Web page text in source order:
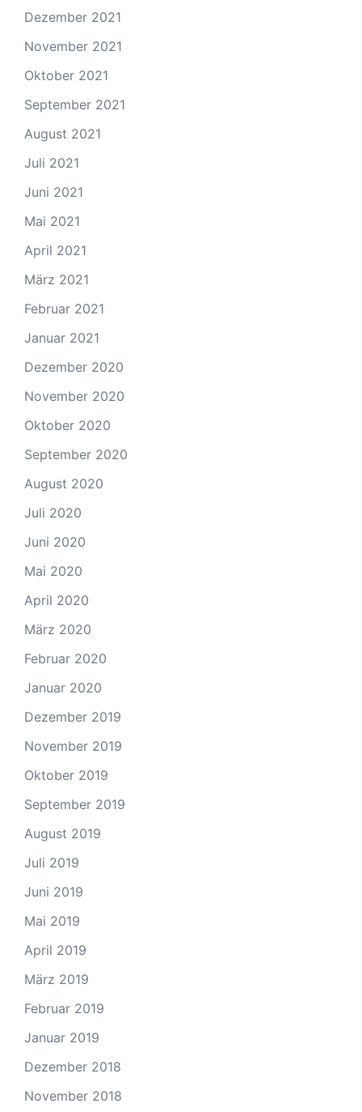
Dezember 2021
November 2021
Oktober 2021
September 2021
August 2021
Juli 2021
Juni 2021
Mai 2021
April 2021
März 2021
Februar 2021
Januar 2021
Dezember 2020
November 2020
Oktober 2020
September 2020
August 2020
Juli 2020
Juni 2020
Mai 2020
April 2020
März 2020
Februar 2020
Januar 2020
Dezember 2019
November 2019
Oktober 2019
September 2019
August 2019
Juli 2019
Juni 2019
Mai 2019
April 2019
März 2019
Februar 2019
Januar 2019
Dezember 2018
November 2018